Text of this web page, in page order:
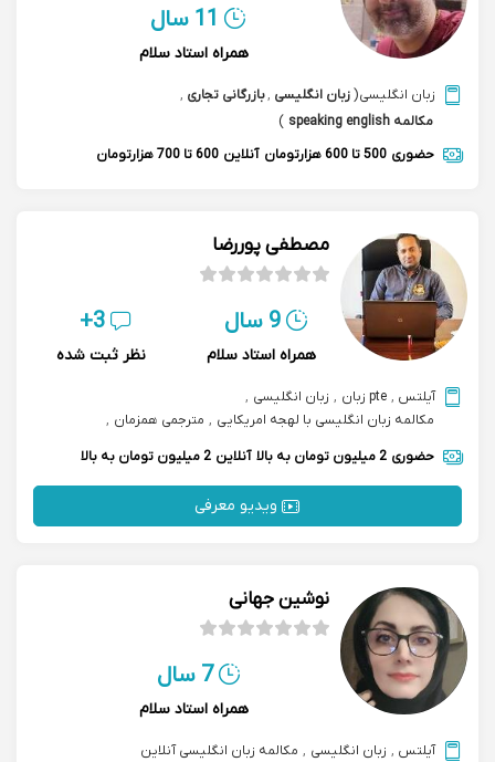
11 سال
همراه استاد سلام
زبان انگلیسی(زبان انگلیسی ,بازرگانی تجاری ,
مکالمه speaking english
)
حضوری 500 تا 600 هزارتومان آنلاین 600 تا 700 هزارتومان
مصطفی پوررضا
9 سال
همراه استاد سلام
3+
نظر ثبت شده
آیلتس , pte زبان , زبان انگلیسی ,
مکالمه زبان انگلیسی با لهجه امریکایی , مترجمی همزمان ,
حضوری 2 میلیون تومان به بالا آنلاین 2 میلیون تومان به بالا
ویدیو معرفی
نوشین جهانی
7 سال
همراه استاد سلام
آیلتس , زبان انگلیسی , مکالمه زبان انگلیسی آنلاین